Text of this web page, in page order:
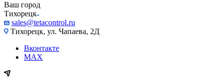
Ваш город
Тихорецк
sales@tetacontrol.ru
Тихорецк, ул. Чапаева, 2Д
Вконтакте
MAX